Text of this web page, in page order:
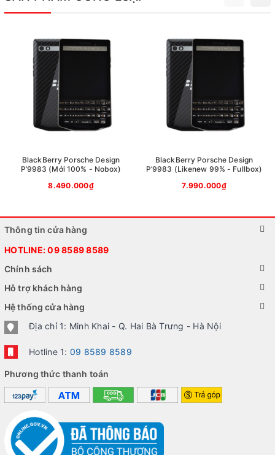
Blackberry Bold 9780 Likenew 99%
Blackberry RIM 8110 Mới Nguyên SEAL
BlackBerry Porsche Design
P’9983 (Mới 100% - Nobox)
8.490.000₫
BlackBerry Porsche Design
P’9983 (Likenew 99% - Fullbox)
7.990.000₫
Thông tin cửa hàng
HOTLINE:09 8589 8589
Chính sách
Hỗ trợ khách hàng
Hệ thống cửa hàng
Địa chỉ 1: Minh Khai - Q. Hai Bà Trưng - Hà Nội
Hotline 1: 09 8589 8589
Phương thức thanh toán